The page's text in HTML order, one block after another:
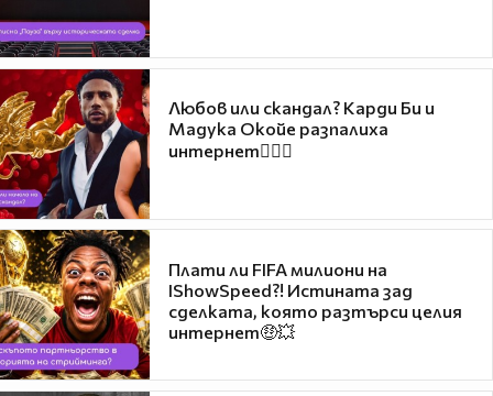
Любов или скандал? Карди Би и
Мадука Окойе разпалиха
интернет❤️‍🔥🔥
Плати ли FIFA милиони на
IShowSpeed?! Истината зад
сделката, която разтърси целия
интернет🤑💥